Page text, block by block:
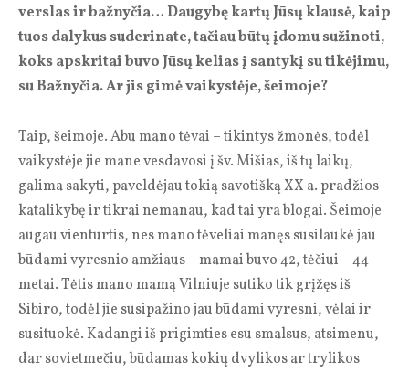
verslas ir bažnyčia… Daugybę kartų Jūsų klausė, kaip
tuos dalykus suderinate, tačiau būtų įdomu sužinoti,
koks apskritai buvo Jūsų kelias į santykį su tikėjimu,
su Bažnyčia. Ar jis gimė vaikystėje, šeimoje?
Taip, šeimoje. Abu mano tėvai – tikintys žmonės, todėl
vaikystėje jie mane vesdavosi į šv. Mišias, iš tų laikų,
galima sakyti, paveldėjau tokią savotišką XX a. pradžios
katalikybę ir tikrai nemanau, kad tai yra blogai. Šeimoje
augau vienturtis, nes mano tėveliai manęs susilaukė jau
būdami vyresnio amžiaus – mamai buvo 42, tėčiui – 44
metai. Tėtis mano mamą Vilniuje sutiko tik grįžęs iš
Sibiro, todėl jie susipažino jau būdami vyresni, vėlai ir
susituokė. Kadangi iš prigimties esu smalsus, atsimenu,
dar sovietmečiu, būdamas kokių dvylikos ar trylikos